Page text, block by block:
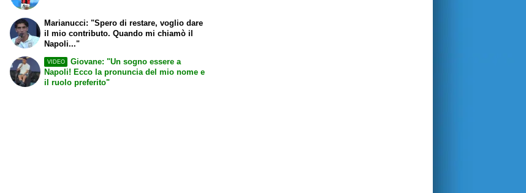
Marianucci: "Spero di restare, voglio dare
il mio contributo. Quando mi chiamò il
Napoli..."
VIDEO
Giovane: "Un sogno essere a
Napoli! Ecco la pronuncia del mio nome e
il ruolo preferito"